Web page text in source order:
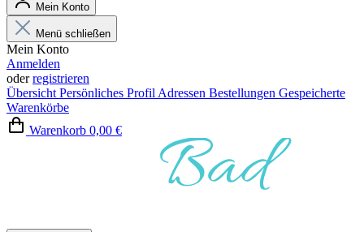
Mein Konto
Menü schließen
Mein Konto
Anmelden
oderregistrieren
Übersicht Persönliches Profil Adressen Bestellungen Gespeicherte
Warenkörbe
Warenkorb 0,00 €